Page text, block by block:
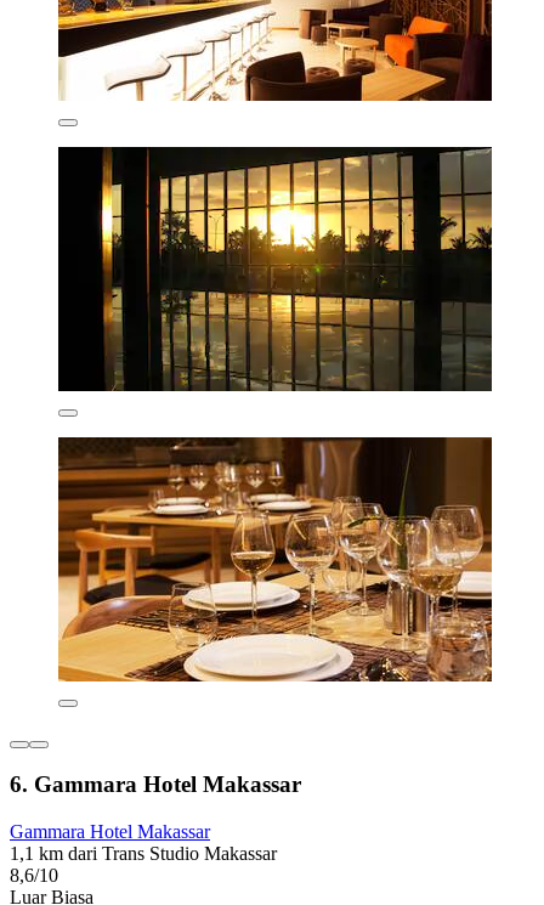
6. Gammara Hotel Makassar
Gammara Hotel Makassar
1,1 km dari Trans Studio Makassar
8,6/10
Luar Biasa